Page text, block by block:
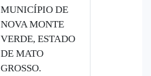
MUNICÍPIO DE
NOVA MONTE
VERDE, ESTADO
DE MATO
GROSSO.